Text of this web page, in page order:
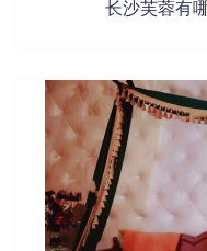
长沙芙蓉有